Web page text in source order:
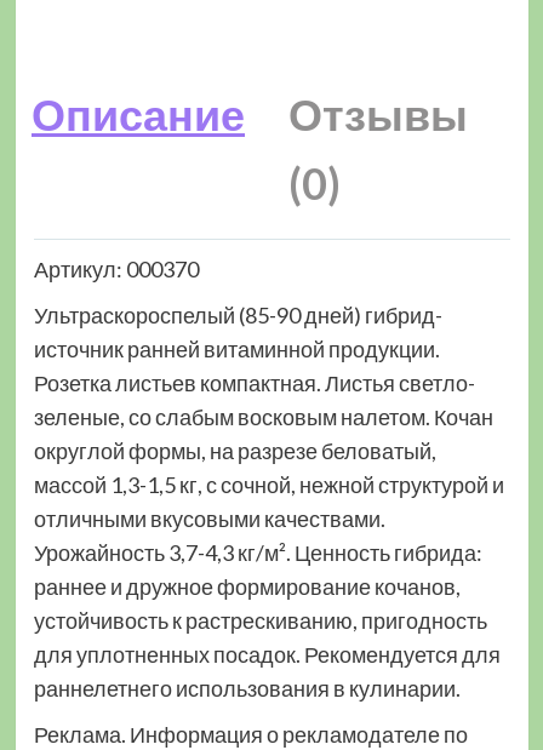
Описание
Отзывы
(0)
Артикул: 000370
Ультраскороспелый (85-90 дней) гибрид-
источник ранней витаминной продукции.
Розетка листьев компактная. Листья светло-
зеленые, со слабым восковым налетом. Кочан
округлой формы, на разрезе беловатый,
массой 1,3-1,5 кг, с сочной, нежной структурой и
отличными вкусовыми качествами.
Урожайность 3,7-4,3 кг/м². Ценность гибрида:
раннее и дружное формирование кочанов,
устойчивость к растрескиванию, пригодность
для уплотненных посадок. Рекомендуется для
раннелетнего использования в кулинарии.
Реклама. Информация о рекламодателе по